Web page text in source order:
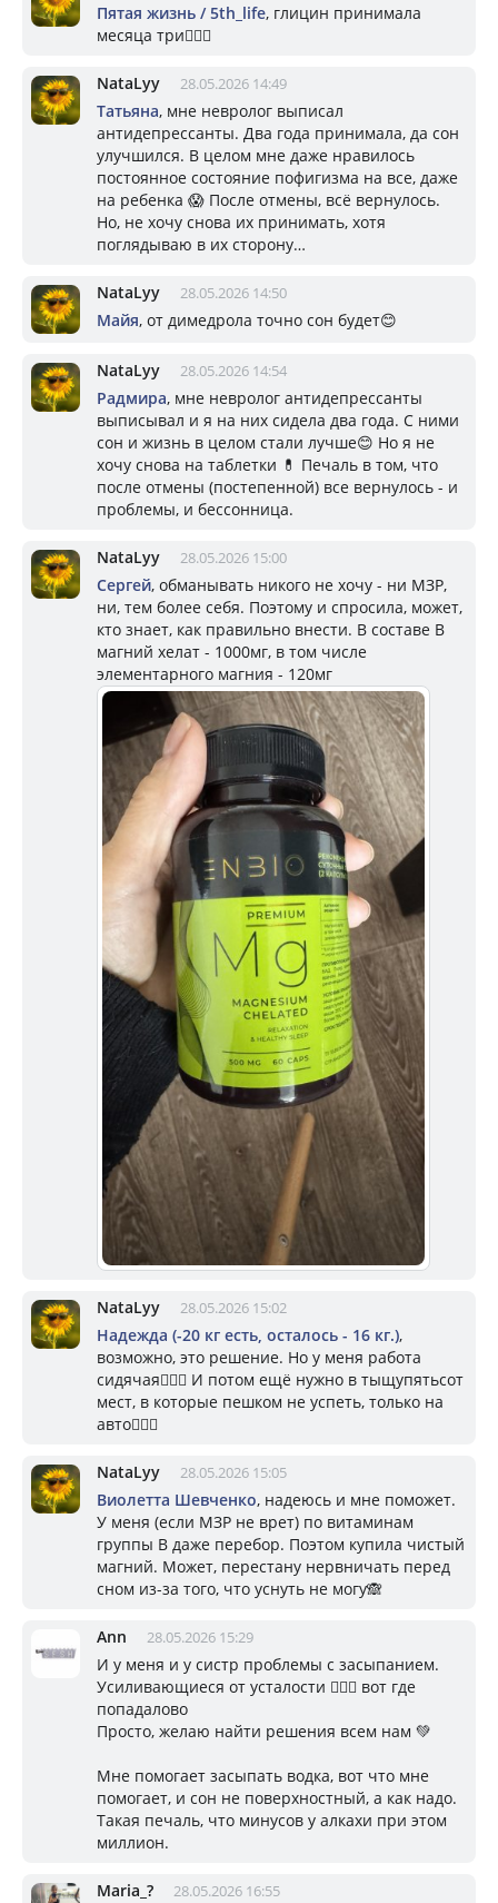
Пятая жизнь / 5th_life, глицин принимала
месяца три🤷🏼‍♀️
NataLyy 28.05.2026 14:49
Татьяна, мне невролог выписал
антидепрессанты. Два года принимала, да сон
улучшился. В целом мне даже нравилось
постоянное состояние пофигизма на все, даже
на ребенка 😱 После отмены, всё вернулось.
Но, не хочу снова их принимать, хотя
поглядываю в их сторону…
NataLyy 28.05.2026 14:50
Майя, от димедрола точно сон будет😊
NataLyy 28.05.2026 14:54
Радмира, мне невролог антидепрессанты
выписывал и я на них сидела два года. С ними
сон и жизнь в целом стали лучше😊 Но я не
хочу снова на таблетки 💊 Печаль в том, что
после отмены (постепенной) все вернулось - и
проблемы, и бессонница.
NataLyy 28.05.2026 15:00
Сергей, обманывать никого не хочу - ни МЗР,
ни, тем более себя. Поэтому и спросила, может,
кто знает, как правильно внести. В составе В
магний хелат - 1000мг, в том числе
элементарного магния - 120мг
NataLyy 28.05.2026 15:02
Надежда (-20 кг есть, осталось - 16 кг.),
возможно, это решение. Но у меня работа
сидячая🤷🏼‍♀️ И потом ещё нужно в тыщупятьсот
мест, в которые пешком не успеть, только на
авто🤷🏼‍♀️
NataLyy 28.05.2026 15:05
Виолетта Шевченко, надеюсь и мне поможет.
У меня (если МЗР не врет) по витаминам
группы В даже перебор. Поэтом купила чистый
магний. Может, перестану нервничать перед
сном из-за того, что уснуть не могу🙈
Ann 28.05.2026 15:29
И у меня и у систр проблемы с засыпанием.
Усиливающиеся от усталости 🤦🏼‍♀️ вот где
попадалово
Просто, желаю найти решения всем нам 💚
Мне помогает засыпать водка, вот что мне
помогает, и сон не поверхностный, а как надо.
Такая печаль, что минусов у алкахи при этом
миллион.
Mariа_? 28.05.2026 16:55